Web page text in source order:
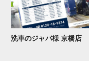
洗車のジャバ様 京 橋 店